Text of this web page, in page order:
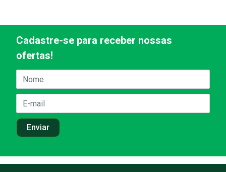
Cadastre-se para receber nossas
ofertas!